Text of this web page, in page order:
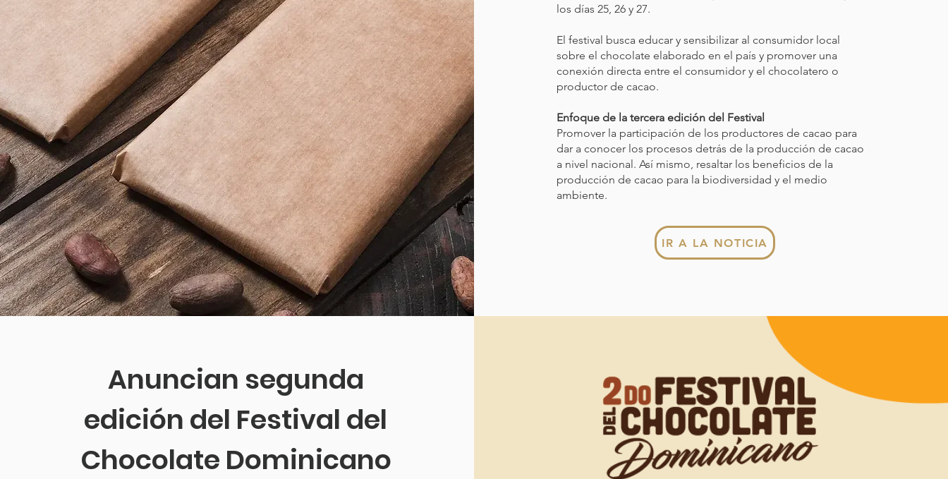
los días 25, 26 y 27.
El festival busca educar y sensibilizar al consumidor local
sobre el chocolate elaborado en el país y promover una
conexión directa entre el consumidor y el chocolatero o
productor de cacao.
Enfoque de la tercera edición del Festival
Promover la participación de los productores de cacao para
dar a conocer los procesos detrás de la producción de cacao
a nivel nacional. Así mismo, resaltar los beneficios de la
producción de cacao para la biodiversidad y el medio
ambiente.
IR A LA NOTICIA
Anuncian segunda
edición del Festival del
Chocolate Dominicano